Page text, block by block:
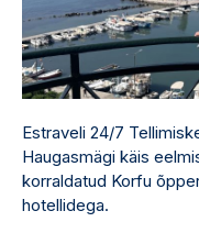
Estraveli 24/7
Haugasmägi käis
korraldatud Korfu
hotellidega.